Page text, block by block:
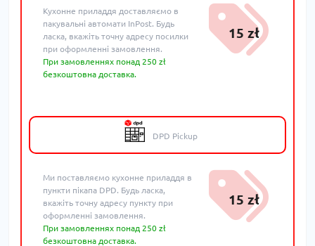
Кухонне приладдя доставляємо в
пакувальні автомати InPost. Будь
ласка, вкажіть точну адресу посилки
при оформленні замовлення.
При замовленнях понад 250 zł
безкоштовна доставка.
15 zł
DPD Pickup
Ми поставляємо кухонне приладдя в
пункти пікапа DPD. Будь ласка,
вкажіть точну адресу пункту при
оформленні замовлення.
При замовленнях понад 250 zł
безкоштовна доставка.
15 zł